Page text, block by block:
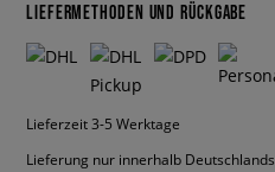
LIEFERMETHODEN UND RÜCKGABE
Lieferzeit 3-5 Werktage
Lieferung nur innerhalb Deutschlands